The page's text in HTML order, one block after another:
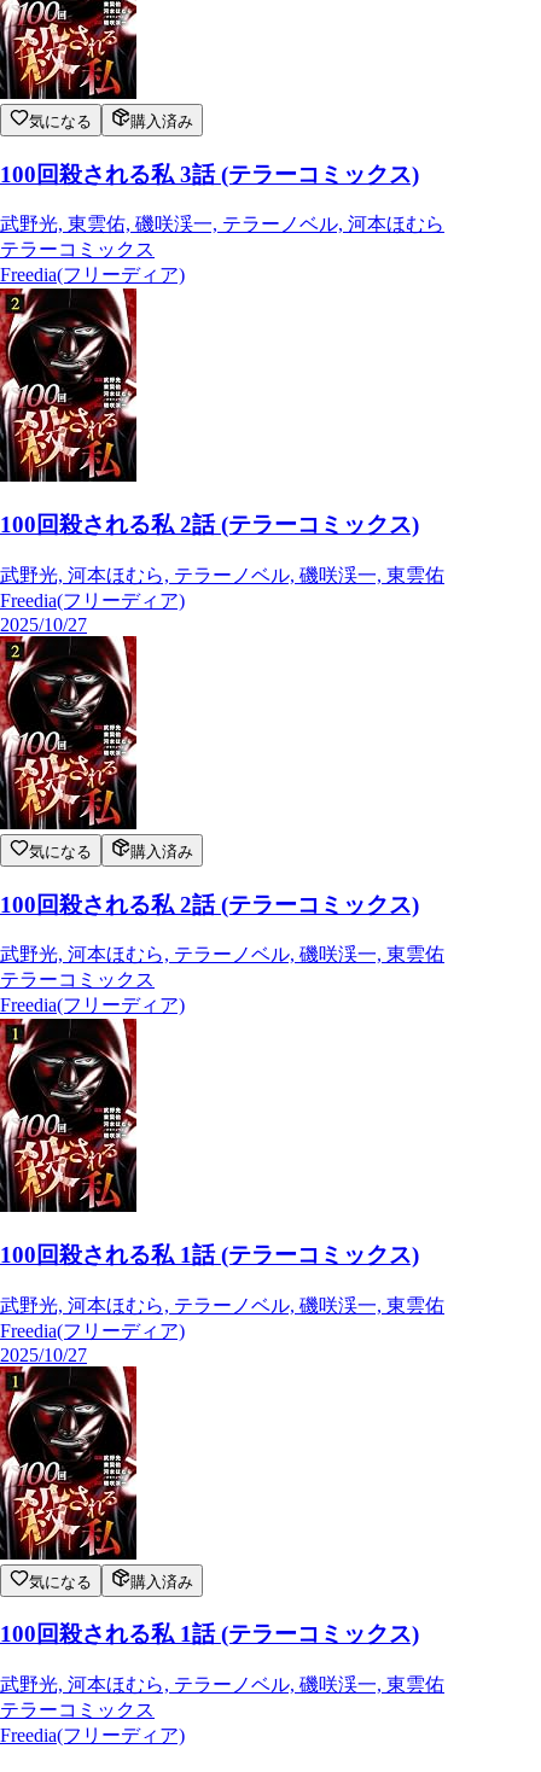
気になる 購入済み
100回殺される私 3話 (テラーコミックス)
武野光, 東雲佑, 磯咲渓一, テラーノベル, 河本ほむら
テラーコミックス
Freedia(フリーディア)
100回殺される私 2話 (テラーコミックス)
武野光, 河本ほむら, テラーノベル, 磯咲渓一, 東雲佑
Freedia(フリーディア)
2025/10/27
気になる 購入済み
100回殺される私 2話 (テラーコミックス)
武野光, 河本ほむら, テラーノベル, 磯咲渓一, 東雲佑
テラーコミックス
Freedia(フリーディア)
100回殺される私 1話 (テラーコミックス)
武野光, 河本ほむら, テラーノベル, 磯咲渓一, 東雲佑
Freedia(フリーディア)
2025/10/27
気になる 購入済み
100回殺される私 1話 (テラーコミックス)
武野光, 河本ほむら, テラーノベル, 磯咲渓一, 東雲佑
テラーコミックス
Freedia(フリーディア)